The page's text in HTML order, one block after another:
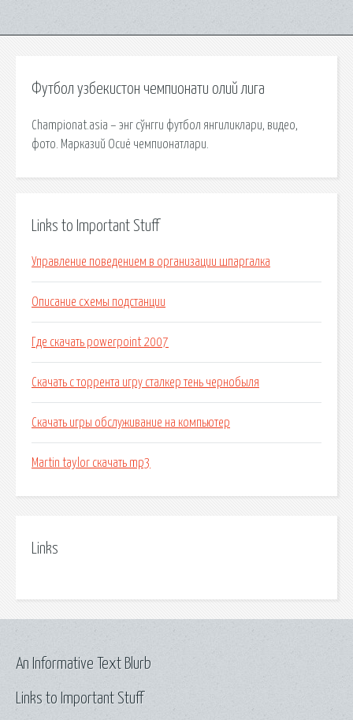
Футбол узбекистон чемпионати олий лига
Championat.asia – энг сўнгги футбол янгиликлари, видео,
фото. Марказий Осиё чемпионатлари.
Links to Important Stuff
Управление поведением в организации шпаргалка
Описание схемы подстанции
Где скачать powerpoint 2007
Скачать с торрента игру сталкер тень чернобыля
Скачать игры обслуживание на компьютер
Martin taylor скачать mp3
Links
Links to Important Stuff
An Informative Text Blurb